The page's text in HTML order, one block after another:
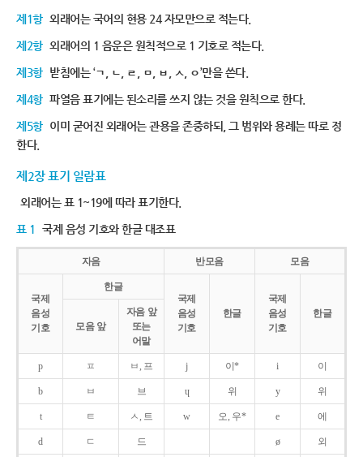
제1항 외래어는 국어의 현용 24 자모만으로 적는다.
제2항 외래어의 1 음운은 원칙적으로 1 기호로 적는다.
제3항 받침에는 ‘ㄱ, ㄴ, ㄹ, ㅁ, ㅂ, ㅅ, ㅇ’만을 쓴다.
제4항 파열음 표기에는 된소리를 쓰지 않는 것을 원칙으로 한다.
제5항 이미 굳어진 외래어는 관용을 존중하되, 그 범위와 용례는 따로 정
한다.
제2장 표기 일람표
외래어는 표 1~19에 따라 표기한다.
표 1 국제 음성 기호와 한글 대조표
자음 반모음 모음
국제
음성
기호
한글
국제
음성
기호
한글
국제
음성
기호
한글
모음 앞
자음 앞
또는
어말
p ㅍ ㅂ, 프 j 이* i 이
b ㅂ 브 ɥ 위 y 위
t ㅌ ㅅ, 트 w 오, 우* e 에
d ㄷ 드 ø 외